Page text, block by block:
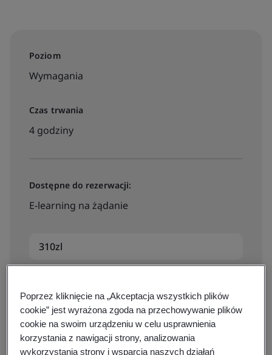
Poziom
Wymagania
Czas trwania
4 godziny
Dostępne do rezerwacji:
E-learning na żądanie
310zl
Zapisz się
Poprzez kliknięcie na „Akceptacja wszystkich plików
cookie” jest wyrażona zgoda na przechowywanie plików
cookie na swoim urządzeniu w celu usprawnienia
korzystania z nawigacji strony, analizowania
wykorzystania strony i wsparcia naszych działań